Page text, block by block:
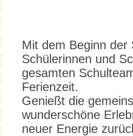
Mit dem Beginn der
Schülerinnen und
gesamten
Ferienzeit.
Genießt die
wunderschöne
neuer Energie